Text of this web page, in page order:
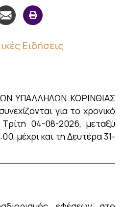
Ειδήσεις
ΥΠΑΛΛΗΛΩΝ ΚΟΡΙΝΘΙΑΣ
για το χρονικό
04-08-2026, μεταξύ
μέχρι και τη Δευτέρα 31-